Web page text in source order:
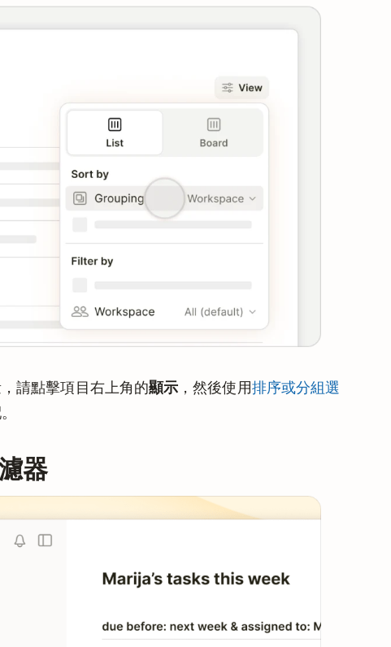
請點擊項目右上角的顯示 ，然後使用排序或分組選
器